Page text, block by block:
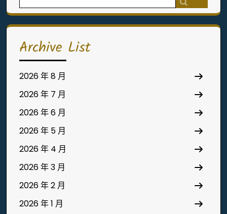
for:
Archive List
2026 年 8 月
2026 年 7 月
2026 年 6 月
2026 年 5 月
2026 年 4 月
2026 年 3 月
2026 年 2 月
2026 年 1 月